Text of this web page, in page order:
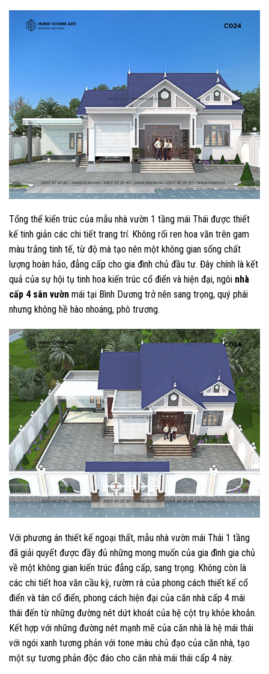
Tổng thể kiến trúc của mẫu nhà vườn 1 tầng mái Thái được thiết
kế tinh giản các chi tiết trang trí. Không rối ren hoa văn trên gam
màu trắng tinh tế, từ độ mà tạo nên một không gian sống chất
lượng hoàn hảo, đẳng cấp cho gia đình chủ đầu tư. Đây chính là kết
quả của sự hội tụ tinh hoa kiến trúc cổ điển và hiện đại, ngôi nhà
cấp 4 sân vườn mái tại Bình Dương trở nên sang trọng, quý phái
nhưng không hề hào nhoáng, phô trương.
Với phương án thiết kế ngoại thất, mẫu nhà vườn mái Thái 1 tầng
đã giải quyết được đầy đủ những mong muốn của gia đình gia chủ
về một không gian kiến trúc đẳng cấp, sang trọng. Không còn là
các chi tiết hoa văn cầu kỳ, rườm rà của phong cách thiết kế cổ
điển và tân cổ điển, phong cách hiện đại của căn nhà cấp 4 mái
thái đến từ những đường nét dứt khoát của hệ cột trụ khỏe khoắn.
Kết hợp với những đường nét mạnh mẽ của căn nhà là hệ mái thái
với ngói xanh tương phản với tone màu chủ đạo của căn nhà, tạo
một sự tương phản độc đáo cho căn nhà mái thái cấp 4 này.